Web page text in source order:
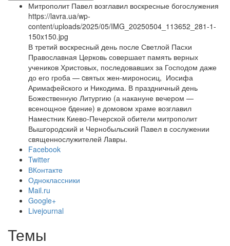
Митрополит Павел возглавил воскресные богослужения
https://lavra.ua/wp-
content/uploads/2025/05/IMG_20250504_113652_281-1-
150x150.jpg
В третий воскресный день после Светлой Пасхи
Православная Церковь совершает память верных
учеников Христовых, последовавших за Господом даже
до его гроба — cвятых жен-мироносиц, Иосифа
Аримафейского и Никодима. В праздничный день
Божественную Литургию (а накануне вечером —
всенощное бдение) в домовом храме возглавил
Наместник Киево-Печерской обители митрополит
Вышгородский и Чернобыльский Павел в сослужении
священнослужителей Лавры.
Facebook
Twitter
ВКонтакте
Одноклассники
Mail.ru
Google+
Livejournal
Темы